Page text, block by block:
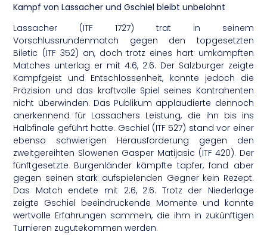
Kampf von Lassacher und Gschiel bleibt unbelohnt
Lassacher (ITF 1727) trat in seinem
Vorschlussrundenmatch gegen den topgesetzten
Biletic (ITF 352) an, doch trotz eines hart umkämpften
Matches unterlag er mit 4:6, 2:6. Der Salzburger zeigte
Kampfgeist und Entschlossenheit, konnte jedoch die
Präzision und das kraftvolle Spiel seines Kontrahenten
nicht überwinden. Das Publikum applaudierte dennoch
anerkennend für Lassachers Leistung, die ihn bis ins
Halbfinale geführt hatte. Gschiel (ITF 527) stand vor einer
ebenso schwierigen Herausforderung gegen den
zweitgereihten Slowenen Gasper Matijasic (ITF 420). Der
fünftgesetzte Burgenländer kämpfte tapfer, fand aber
gegen seinen stark aufspielenden Gegner kein Rezept.
Das Match endete mit 2:6, 2:6. Trotz der Niederlage
zeigte Gschiel beeindruckende Momente und konnte
wertvolle Erfahrungen sammeln, die ihm in zukünftigen
Turnieren zugutekommen werden.